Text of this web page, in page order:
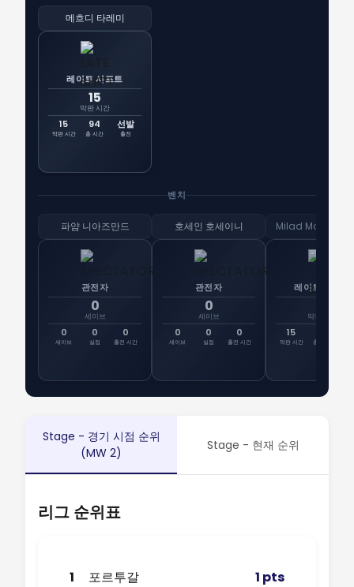
메흐디 타레미
레이트 시프트
15
막판 시간
15
막판 시간
94
총 시간
선발
출전
벤치
파얌 니아즈만드
관전자
0
세이브
0
세이브
0
실점
0
출전 시간
호세인 호세이니
관전자
0
세이브
0
세이브
0
실점
0
출전 시간
Milad
레이트 시프트
막판 시간
15
막판 시간 총 시간
Stage - 경기 시점 순위
(MW 2)
Stage - 현재 순위
리그 순위표
1 포르투갈 1 pts